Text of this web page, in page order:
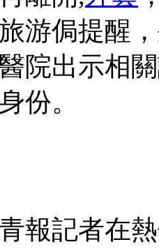
游侷提醒
院出示相
份。
記者在熱